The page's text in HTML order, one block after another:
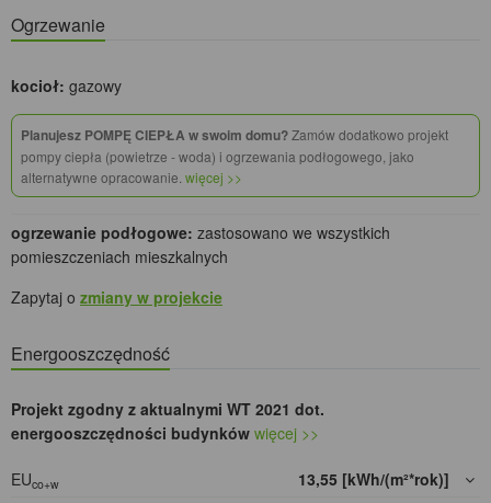
Ogrzewanie
kocioł: gazowy
Planujesz POMPĘ CIEPŁA w swoim domu?Zamów dodatkowo projekt
pompy ciepła (powietrze - woda) i ogrzewania podłogowego, jako
alternatywne opracowanie. więcej >>
ogrzewanie podłogowe: zastosowano we wszystkich
pomieszczeniach mieszkalnych
Zapytaj o zmiany w projekcie
Energooszczędność
Projekt zgodny z aktualnymi WT 2021 dot.
energooszczędności budynków więcej >>
EUco+w
13,55 [kWh/(m²*rok)]